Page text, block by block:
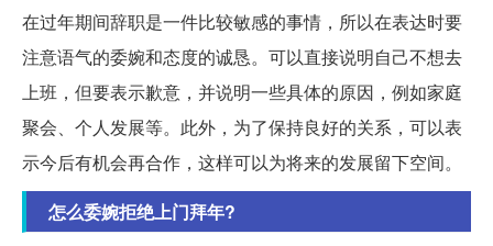
在过年期间辞职是一件比较敏感的事情，所以在表达时要
注意语气的委婉和态度的诚恳。可以直接说明自己不想去
上班，但要表示歉意，并说明一些具体的原因，例如家庭
聚会、个人发展等。此外，为了保持良好的关系，可以表
示今后有机会再合作，这样可以为将来的发展留下空间。
怎么委婉拒绝上门拜年?